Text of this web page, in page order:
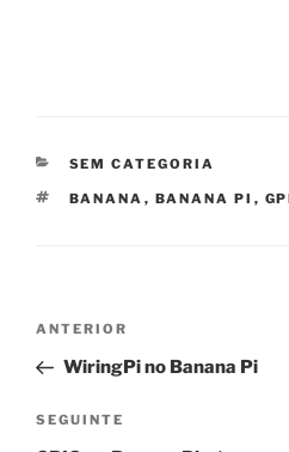
CATEGORIAS
SEM CATEGORIA
ETIQUETAS
BANANA , BANANA PI ,
Navegação
artigos
Conteúdo
anterior
ANTERIOR
WiringPi no Banana Pi
Conteúdo
SEGUINTE